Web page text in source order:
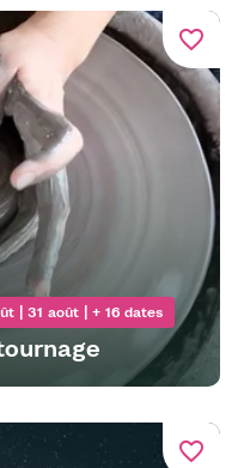
favorite_border
| 31 août | + 16 dates
favorite_border